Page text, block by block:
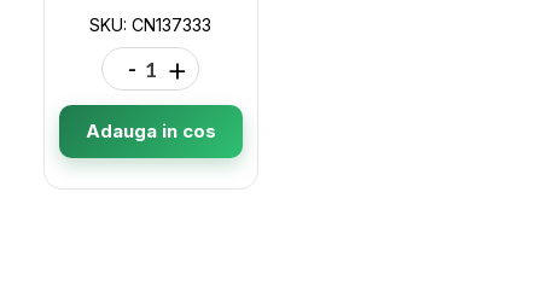
SKU: CN137333
- +
Adauga in cos